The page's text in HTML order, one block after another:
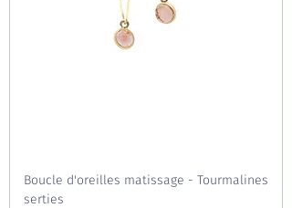
Boucle d'oreilles matissage - Tourmalines
serties